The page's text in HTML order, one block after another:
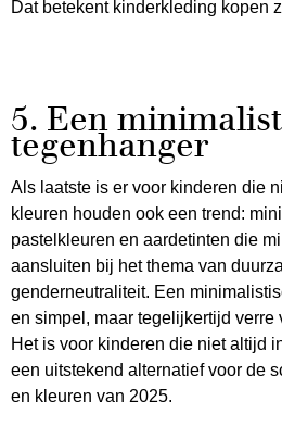
Dat betekent kinderkleding kopen
5. Een
tegenhanger
Als laatste is er voor kinderen die
kleuren houden ook een trend:
pastelkleuren en aardetinten die
aansluiten bij het thema van
genderneutraliteit. Een
en simpel, maar tegelijkertijd verre
Het is voor kinderen die niet altijd
een uitstekend alternatief voor de
en kleuren van 2025.